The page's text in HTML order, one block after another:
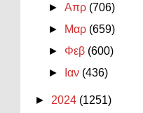
►Απρ (706)
►
Μαρ (659)
► Φεβ (600)
►
Ιαν (436)
► 2024 (1251)